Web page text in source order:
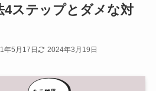
4ステップとダメな対
年5月17日 2024年3月19日